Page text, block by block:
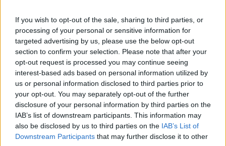
If you wish to opt-out of the sale, sharing to third parties, or
processing of your personal or sensitive information for
targeted advertising by us, please use the below opt-out
section to confirm your selection. Please note that after your
opt-out request is processed you may continue seeing
interest-based ads based on personal information utilized by
us or personal information disclosed to third parties prior to
your opt-out. You may separately opt-out of the further
disclosure of your personal information by third parties on the
IAB’s list of downstream participants. This information may
also be disclosed by us to third parties on the IAB’s List of
Downstream Participants that may further disclose it to other
ισχυρού στελέχους από το συνεργαζόμενο όμιλο. Αυτό
που […]